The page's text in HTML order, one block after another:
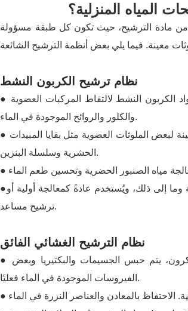
المياه المنزلية؟
من مادة الترشيح، حيث تكون كل طبقة مسؤولة
نظام ترشيح الكربون النشط
● المبدأ: الاستفادة من مساحة السطح النوعية العالية والامتصاص القوي لمواد الكربون النشط لالتقاط المركبات العضوية
والكلور والروائح الموجودة في الماء.
● المميزات: فعال في إزالة الروائح والكلور المتبقي. يتمتع بقدرة امتصاص معينة لبعض الملوثات العضوية مثل بقايا المبيدات
الحشرية وسلسلة البنزين.
●القيود: ليس له تأثير واضح في إزالة المعادن الثقيلة والكائنات الحية الدقيقة وما إلى ذلك، ويُستخدم عادةً كمعالجة أولية أو
ترشيح مساعد.
نظام الترشيح الغشائي الفائق
● المبدأ: من خلال غشاء الترشيح الفائق بحجم مسام يبلغ حوالي 0.01 ميكرون، يتم حبس الجسيمات والبكتيريا وبعض
الفيروسات الموجودة في الماء فعليًا.